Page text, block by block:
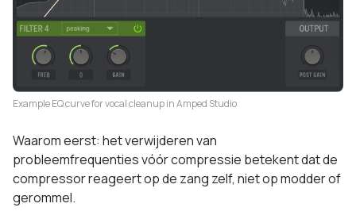
Example EQ curve for vocal cleanup in Amped Studio
Waarom eerst: het verwijderen van
probleemfrequenties vóór compressie betekent dat de
compressor reageert op de zang zelf, niet op modder of
gerommel.